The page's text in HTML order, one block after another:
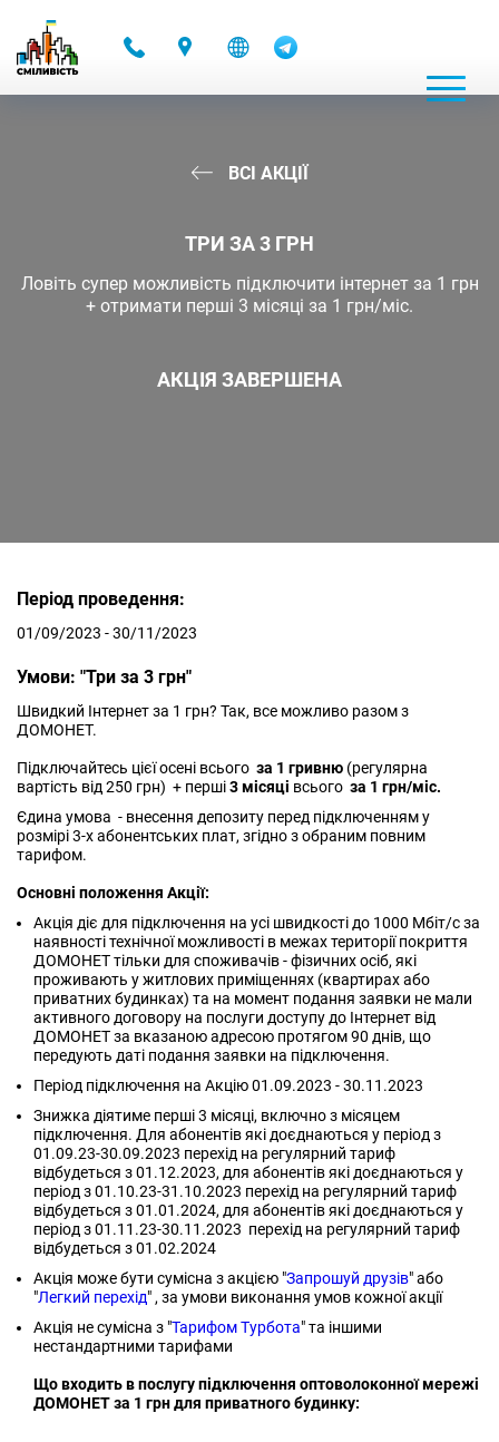
ВСІ АКЦІЇ
ТРИ ЗА 3 ГРН
Ловіть супер можливість підключити інтернет за 1 грн
+ отримати перші 3 місяці за 1 грн/міс.
АКЦІЯ ЗАВЕРШЕНА
Період проведення:
01/09/2023 - 30/11/2023
Умови: "Три за 3 грн"
Швидкий Інтернет за 1 грн? Так, все можливо разом з
ДОМОНЕТ.
Підключайтесь цієї осені всього за 1 гривню (регулярна
вартість від 250 грн) + перші3 місяці всього за 1 грн/міс.
Єдина умова - внесення депозиту перед підключенням у
розмірі 3-х абонентських плат, згідно з обраним повним
тарифом.
Основні положення Акції:
Акція діє для підключення на усі швидкості до 1000 Мбіт/с за
наявності технічної можливості в межах території покриття
ДОМОНЕТ тільки для споживачів - фізичних осіб, які
проживають у житлових приміщеннях (квартирах або
приватних будинках) та на момент подання заявки не мали
активного договору на послуги доступу до Інтернет від
ДОМОНЕТ за вказаною адресою протягом 90 днів, що
передують даті подання заявки на підключення.
Період підключення на Акцію 01.09.2023 - 30.11.2023
Знижка діятиме перші 3 місяці, включно з місяцем
підключення. Для абонентів які доєднаються у період з
01.09.23-30.09.2023 перехід на регулярний тариф
відбудеться з 01.12.2023, для абонентів які доєднаються у
період з 01.10.23-31.10.2023 перехід на регулярний тариф
відбудеться з 01.01.2024, для абонентів які доєднаються у
період з 01.11.23-30.11.2023 перехід на регулярний тариф
відбудеться з 01.02.2024
Акція може бути сумісна з акцією "Запрошуй друзів" або
"Легкий перехід" , за умови виконання умов кожної акції
Акція не сумісна з "Тарифом Турбота" та іншими
нестандартними тарифами
Що входить в послугу підключення оптоволоконної мережі
ДОМОНЕТ за 1 грн для приватного будинку: